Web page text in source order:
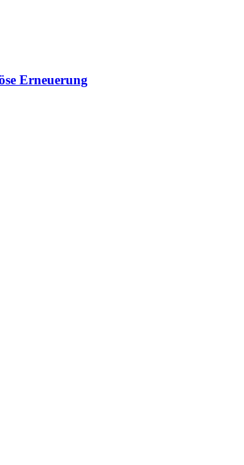
Erneuerung